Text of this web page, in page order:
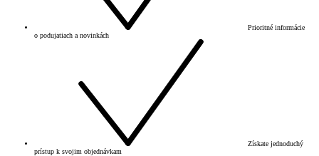
Prioritné informácie
o podujatiach a novinkách
Získate jednoduchý
prístup k svojim objednávkam